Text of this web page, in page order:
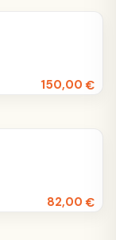
150,00€
82,00€